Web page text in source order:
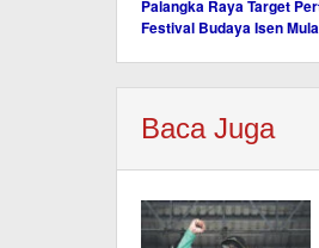
pos
Palangka Raya Target
Festival Budaya Isen
Baca Juga